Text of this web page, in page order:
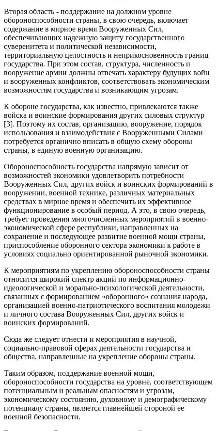
Вторая область - поддержание на должном уровне
обороноспособности страны, в свою очередь, включает
содержание в мирное время Вооруженных Сил,
обеспечивающих надежную защиту государственного
суверенитета и политической независимости,
территориальную целостность и неприкосновенность границ
государства. При этом состав, структура, численность и
вооружение армии должны отвечать характеру будущих войн
и вооруженных конфликтов, соответствовать экономическим
возможностям государства и возникающим угрозам.
К обороне государства, как известно, привлекаются также
войска и воинские формирования других силовых структур
[3]. Поэтому их состав, организацию, вооружение, порядок
использования и взаимодействия с Вооруженными Силами
потребуется органично вписать в общую схему обороны
страны, в единую военную организацию.
Обороноспособность государства напрямую зависит от
возможностей экономики удовлетворить потребности
Вооруженных Сил, других войск и воинских формирований в
вооружении, военной технике, различных материальных
средствах в мирное время и обеспечить их эффективное
функционирование в особый период. А это, в свою очередь,
требует проведения многочисленных мероприятий в военно-
экономической сфере республики, направленных на
сохранение и последующее развитие военной мощи страны,
приспособление оборонного сектора экономики к работе в
условиях социально ориентированной рыночной экономики.
К мероприятиям по укреплению обороноспособности страны
относится широкий спектр акций по информационно-
идеологической и морально-психологической деятельности,
связанных с формированием «оборонного» сознания народа,
организацией военно-патриотического воспитания молодежи
и личного состава Вооруженных Сил, других войск и
воинских формирований.
Сюда же следует отнести и мероприятия в научной,
социально-правовой сферах деятельности государства и
общества, направленные на укрепление обороны страны.
Таким образом, поддержание военной мощи,
обороноспособности государства на уровне, соответствующем
потенциальным и реальным опасностям и угрозам,
экономическому состоянию, духовному и демографическому
потенциалу страны, является главнейшей стороной ее
военной безопасности.